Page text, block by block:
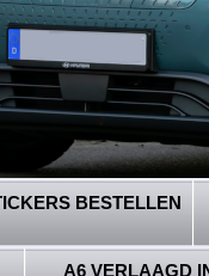
BESTELLEN
A6 VERLAAGD